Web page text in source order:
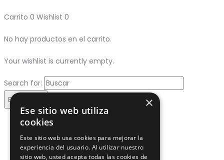
Carrito 0 Wishlist 0
No hay productos en el carrito.
Your wishlist is currently empty.
Search for:
Buscar
QUIÉNES SOMOS
BADANAS_ANTIGUA Toggle
×
Ese sitio web utiliza
cookies
Este sitio web usa cookies para mejorar la
experiencia del usuario. Al utilizar nuestro
sitio web, usted acepta todas las cookies de